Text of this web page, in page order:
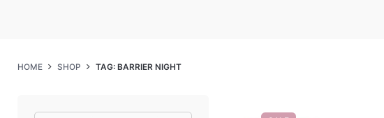
HOME SHOP TAG: BARRIER NIGHT